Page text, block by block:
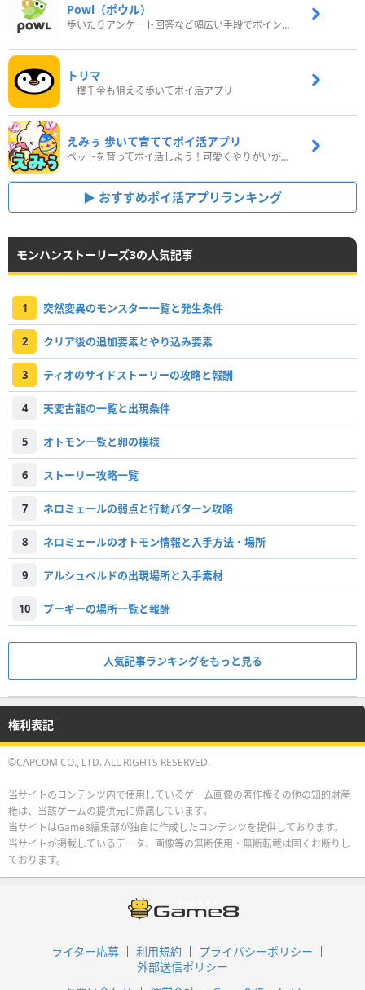
Powl（ポウル）
歩いたりアンケート回答など幅広い手段でポイントをゲット
トリマ
一攫千金も狙える歩いてポイ活アプリ
えみぅ 歩いて育ててポイ活アプリ
ペットを育ってポイ活しよう！可愛くやりがいがある新感覚アプリ
おすすめポイ活アプリランキング
モンハンストーリーズ3の人気記事
1 突然変異のモンスター一覧と発生条件
2 クリア後の追加要素とやり込み要素
3 ティオのサイドストーリーの攻略と報酬
4 天変古龍の一覧と出現条件
5 オトモン一覧と卵の模様
6 ストーリー攻略一覧
7 ネロミェールの弱点と行動パターン攻略
8 ネロミェールのオトモン情報と入手方法・場所
9 アルシュベルドの出現場所と入手素材
10 プーギーの場所一覧と報酬
人気記事ランキングをもっと見る
権利表記
©CAPCOM CO., LTD. ALL RIGHTS RESERVED.
当サイトのコンテンツ内で使用しているゲーム画像の著作権その他の知的財産
権は、当該ゲームの提供元に帰属しています。
当サイトはGame8編集部が独自に作成したコンテンツを提供しております。
当サイトが掲載しているデータ、画像等の無断使用・無断転載は固くお断りし
ております。
ライター応募 利用規約
プライバシーポリシー
外部送信ポリシー